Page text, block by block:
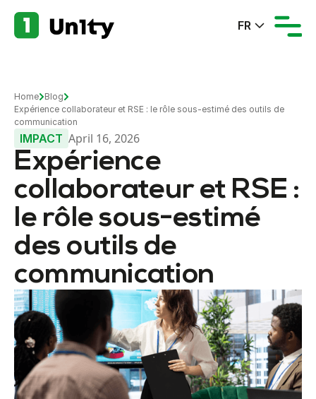
FR
Home Blog
Expérience collaborateur et RSE : le rôle sous-estimé des outils de
communication
IMPACT April 16, 2026
Expérience
collaborateur et RSE :
le rôle sous-estimé
des outils de
communication